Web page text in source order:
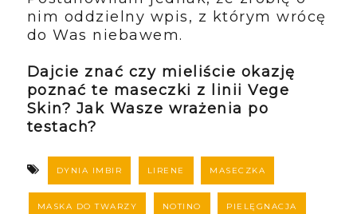
nim oddzielny wpis, z którym wrócę
do Was niebawem.
Dajcie znać czy mieliście okazję
poznać te maseczki z linii Vege
Skin? Jak Wasze wrażenia po
testach?
DYNIA IMBIR LIRENE MASECZKA
MASKA DO TWARZY NOTINO PIELĘGNACJA